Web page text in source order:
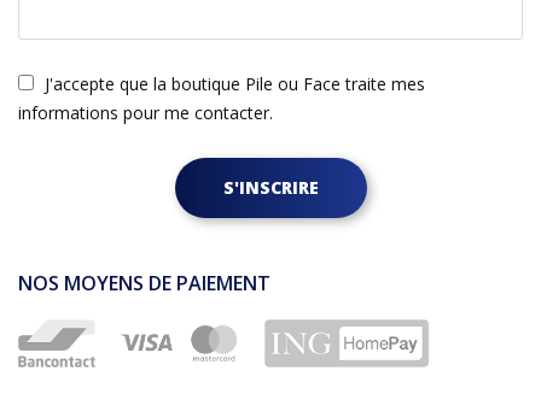
J'accepte que la boutique Pile ou Face traite mes
informations pour me contacter.
S'INSCRIRE
NOS MOYENS DE PAIEMENT